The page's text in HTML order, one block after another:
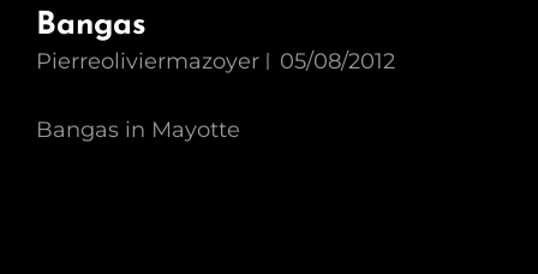
Bangas
Pierreoliviermazoyer 05/08/2012
Bangas in Mayotte